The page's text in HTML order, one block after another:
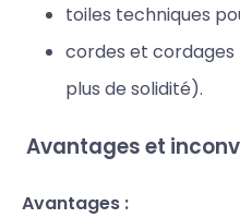
toiles techniques
cordes et
plus de solidité).
Avantages et
Avantages :